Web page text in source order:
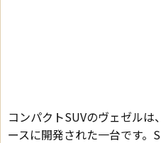
コンパクトSUVのヴェゼル
ースに開発された一台です。